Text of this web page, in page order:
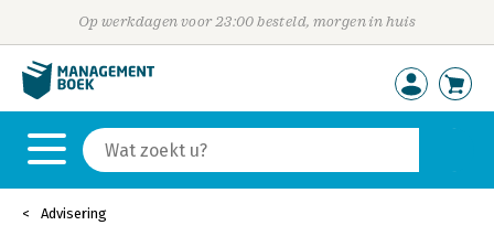
Op werkdagen voor 23:00 besteld, morgen in huis
Advisering